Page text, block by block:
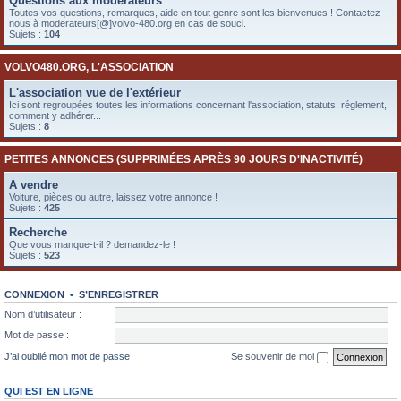
Toutes vos questions, remarques, aide en tout genre sont les bienvenues ! Contactez-
nous à moderateurs[@]volvo-480.org en cas de souci.
Sujets : 104
VOLVO480.ORG, L'ASSOCIATION
L'association vue de l'extérieur
Ici sont regroupées toutes les informations concernant l'association, statuts, réglement,
comment y adhérer...
Sujets : 8
PETITES ANNONCES (SUPPRIMÉES APRÈS 90 JOURS D'INACTIVITÉ)
A vendre
Voiture, pièces ou autre, laissez votre annonce !
Sujets : 425
Recherche
Que vous manque-t-il ? demandez-le !
Sujets : 523
CONNEXION • S’ENREGISTRER
Nom d’utilisateur :
Mot de passe :
J’ai oublié mon mot de passe
Se souvenir de moi
QUI EST EN LIGNE